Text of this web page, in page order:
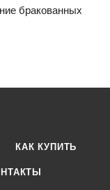
бракованных
КАК КУПИТЬ